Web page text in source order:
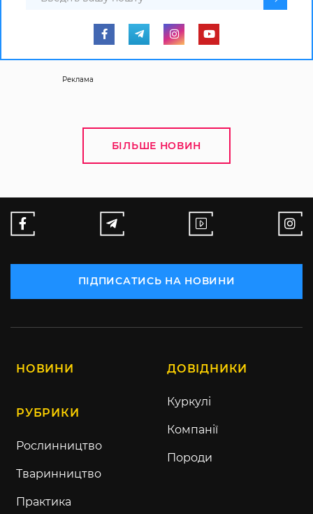
Реклама
БІЛЬШЕ НОВИН
ПІДПИСАТИСЬ НА НОВИНИ
НОВИНИ
РУБРИКИ
Рослинництво
Тваринництво
Практика
ДОВІДНИКИ
Куркулі
Компанії
Породи